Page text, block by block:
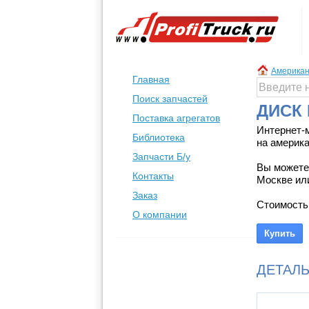
Главная
Поиск запчастей
Поставка агрегатов
Библиотека
Запчасти Б/у
Контакты
Заказ
О компании
ДИСК
Интернет-
на
Вы можете
Москве